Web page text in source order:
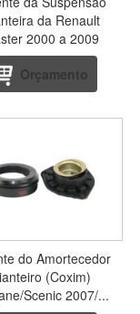
da Renault
2000 a 2009
Orçamento
do Amortecedor
(Coxim)
Scenic 2007/...